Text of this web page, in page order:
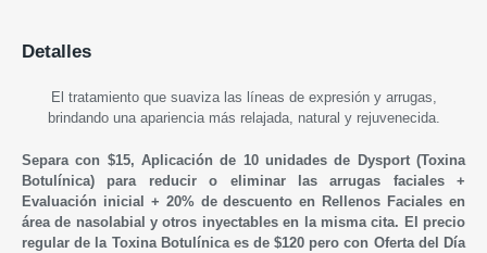
Detalles
El tratamiento que suaviza las líneas de expresión y arrugas,
brindando una apariencia más relajada, natural y rejuvenecida.
Separa con $15, Aplicación de 10 unidades de Dysport (Toxina
Botulínica) para reducir o eliminar las arrugas faciales +
Evaluación inicial + 20% de descuento en Rellenos Faciales en
área de nasolabial y otros inyectables en la misma cita. El precio
regular de la Toxina Botulínica es de $120 pero con Oferta del Día